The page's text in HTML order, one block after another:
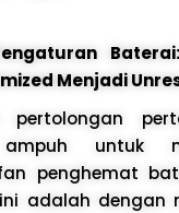
Menjadi
pertolongan
untuk
penghemat
adalah dengan